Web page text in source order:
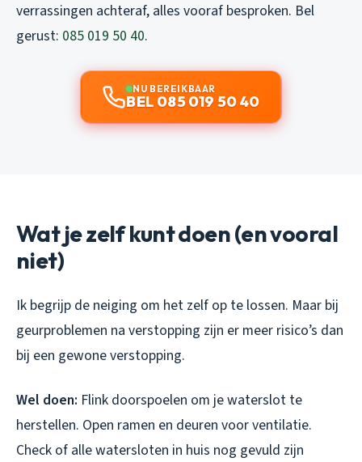
verrassingen achteraf, alles vooraf besproken. Bel
gerust: 085 019 50 40.
NU BEREIKBAAR
BEL 085 019 50 40
Wat je zelf kunt doen (en vooral
niet)
Ik begrijp de neiging om het zelf op te lossen. Maar bij
geurproblemen na verstopping zijn er meer risico’s dan
bij een gewone verstopping.
Wel doen: Flink doorspoelen om je waterslot te
herstellen. Open ramen en deuren voor ventilatie.
Check of alle watersloten in huis nog gevuld zijn